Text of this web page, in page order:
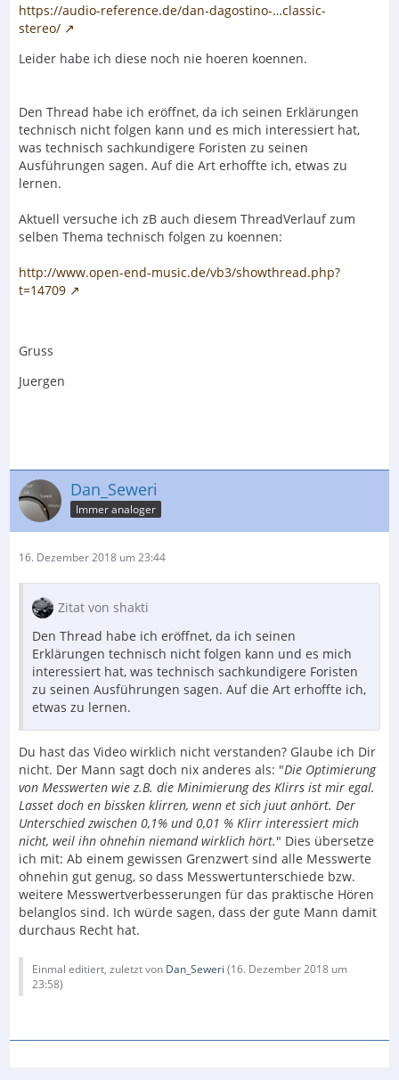
https://audio-reference.de/dan-dagostino-…classic-
stereo/
Leider habe ich diese noch nie hoeren koennen.
Den Thread habe ich eröffnet, da ich seinen Erklärungen
technisch nicht folgen kann und es mich interessiert hat,
was technisch sachkundigere Foristen zu seinen
Ausführungen sagen. Auf die Art erhoffte ich, etwas zu
lernen.
Aktuell versuche ich zB auch diesem ThreadVerlauf zum
selben Thema technisch folgen zu koennen:
http://www.open-end-music.de/vb3/showthread.php?
t=14709
Gruss
Juergen
Dan_Seweri
Immer analoger
16. Dezember 2018 um 23:44
Zitat von shakti
Den Thread habe ich eröffnet, da ich seinen
Erklärungen technisch nicht folgen kann und es mich
interessiert hat, was technisch sachkundigere Foristen
zu seinen Ausführungen sagen. Auf die Art erhoffte ich,
etwas zu lernen.
Du hast das Video wirklich nicht verstanden? Glaube ich Dir
nicht. Der Mann sagt doch nix anderes als: "Die Optimierung
von Messwerten wie z.B. die Minimierung des Klirrs ist mir egal.
Lasset doch en bissken klirren, wenn et sich juut anhört. Der
Unterschied zwischen 0,1% und 0,01 % Klirr interessiert mich
nicht, weil ihn ohnehin niemand wirklich hört." Dies übersetze
ich mit: Ab einem gewissen Grenzwert sind alle Messwerte
ohnehin gut genug, so dass Messwertunterschiede bzw.
weitere Messwertverbesserungen für das praktische Hören
belanglos sind. Ich würde sagen, dass der gute Mann damit
durchaus Recht hat.
Einmal editiert, zuletzt von Dan_Seweri (16. Dezember 2018 um
23:58)